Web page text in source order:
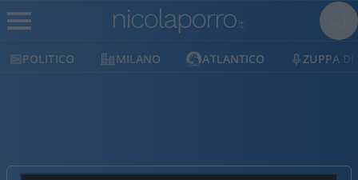
MILANO ATLANTICO ZUPPA DI PORRO